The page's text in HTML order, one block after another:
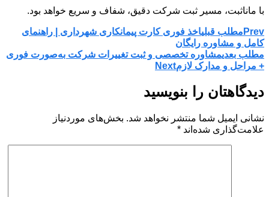
با ماناثبت، مسیر ثبت شرکت دقیق، شفاف و سریع خواهد بود.
Prev مطلب قبلیاخذ فوری کارت پیمانکاری شهرداری | راهنمای
کامل و مشاوره رایگان
مطلب بعدیمشاوره تخصصی و ثبت تغییرات شرکت به‌صورت فوری
+ مراحل و مدارک لازمNext
دیدگاهتان را بنویسید
نشانی ایمیل شما منتشر نخواهد شد. بخش‌های موردنیاز
علامت‌گذاری شده‌اند *